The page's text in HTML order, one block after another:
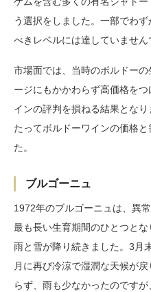
う選択をしました。一部でわ
べきレベルには達していません
市場面では、当時のボルドー
ージにもかかわらず高価格を
インの評判を損ねる結果とな
たってボルドーワインの価格
た。
ブルゴーニュ
1972年のブルゴーニュは、異
最も長い生育期間のひとつと
雨と雪が降り続きました。3月
月に再び冷涼で湿潤な天候が
らず、雨も少なかったのです